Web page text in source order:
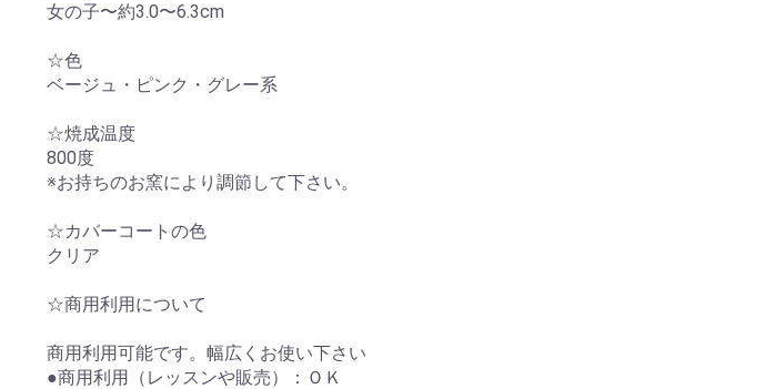
女の子〜約3.0〜6.3cm
☆色
ベージュ・ピンク・グレー系
☆焼成温度
800度
※お持ちのお窯により調節して下さい。
☆カバーコートの色
クリア
☆商用利用について
商用利用可能です。幅広くお使い下さい
●商用利用（レッスンや販売）：ＯＫ